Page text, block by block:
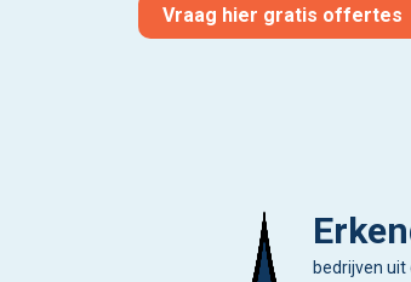
Vraag hier gratis offertes
bedrijven